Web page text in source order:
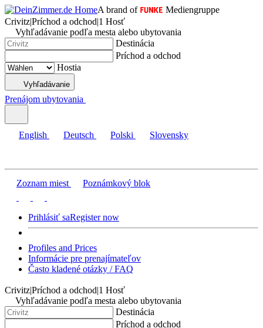
A brand of
Mediengruppe
Crivitz|Príchod a odchod|1 Hosť
Vyhľadávanie podľa mesta alebo ubytovania
Destinácia
Príchod a odchod
Hostia
Vyhľadávanie
Prenájom ubytovania
English Deutsch Polski Slovensky
Zoznam miest Poznámkový blok
Prihlásiť saRegister now
Profiles and Prices
Informácie pre prenajímateľov
Často kladené otázky / FAQ
Crivitz|Príchod a odchod|1 Hosť
Vyhľadávanie podľa mesta alebo ubytovania
Destinácia
Príchod a odchod